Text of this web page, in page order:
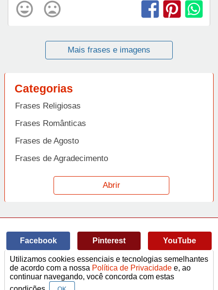
Mais frases e imagens
Categorias
Frases Religiosas
Frases Românticas
Frases de Agosto
Frases de Agradecimento
Frases de Amizade
Frases de Amor
Frases de Arrependimento
Frases de Atitude
Frases de Azar
Abrir
Facebook Pinterest YouTube
© Copyright 2014-2022A Frase.
Termos de Uso / Privacidade
Frases
Vídeos
contato@afrase.com.br
Utilizamos cookies essenciais e tecnologias semelhantes
de acordo com a nossa Política de Privacidade e, ao
continuar navegando, você concorda com estas